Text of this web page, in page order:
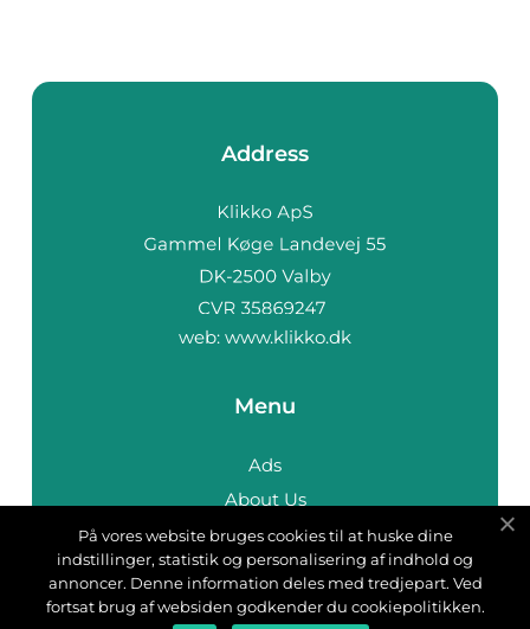
Address
web: www.klikko.dk
Menu
Ads
About Us
Cookies
Contact
Sitemap
På vores website bruges cookies til at huske dine
indstillinger, statistik og personalisering af indhold og
annoncer. Denne information deles med tredjepart. Ved
fortsat brug af websiden godkender du cookiepolitikken.